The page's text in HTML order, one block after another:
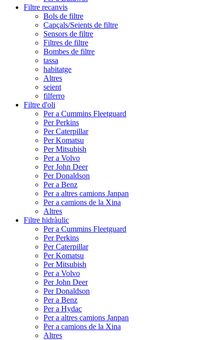
Filtre recanvis
Bols de filtre
Capçals/Seients de filtre
Sensors de filtre
Filtres de filtre
Bombes de filtre
tassa
habitatge
Altres
seient
filferro
Filtre d'oli
Per a Cummins Fleetguard
Per Perkins
Per Caterpillar
Per Komatsu
Per Mitsubish
Per a Volvo
Per John Deer
Per Donaldson
Per a Benz
Per a altres camions Janpan
Per a camions de la Xina
Altres
Filtre hidràulic
Per a Cummins Fleetguard
Per Perkins
Per Caterpillar
Per Komatsu
Per Mitsubish
Per a Volvo
Per John Deer
Per Donaldson
Per a Benz
Per a Hydac
Per a altres camions Janpan
Per a camions de la Xina
Altres